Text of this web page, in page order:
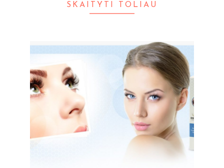
SKAITYTI TOLIAU